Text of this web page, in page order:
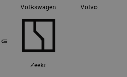
Volkswagen Volvo
Zeekr